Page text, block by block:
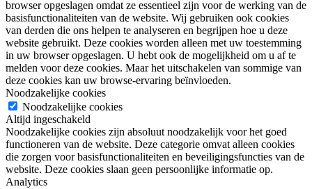
browser opgeslagen omdat ze essentieel zijn voor de werking van de
basisfunctionaliteiten van de website. Wij gebruiken ook cookies
van derden die ons helpen te analyseren en begrijpen hoe u deze
website gebruikt. Deze cookies worden alleen met uw toestemming
in uw browser opgeslagen. U hebt ook de mogelijkheid om u af te
melden voor deze cookies. Maar het uitschakelen van sommige van
deze cookies kan uw browse-ervaring beïnvloeden.
Noodzakelijke cookies
Noodzakelijke cookies
Altijd ingeschakeld
Noodzakelijke cookies zijn absoluut noodzakelijk voor het goed
functioneren van de website. Deze categorie omvat alleen cookies
die zorgen voor basisfunctionaliteiten en beveiligingsfuncties van de
website. Deze cookies slaan geen persoonlijke informatie op.
Analytics